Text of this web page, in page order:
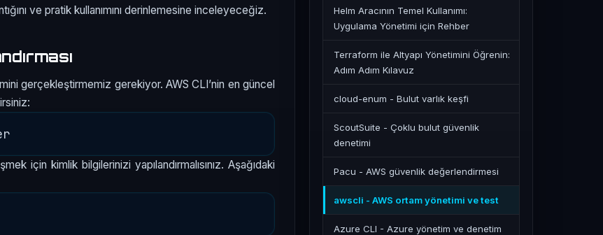
ve pratik kullanımını derinlemesine inceleyeceğiz.
gerçekleştirmemiz gerekiyor. AWS CLI’nin en güncel
için kimlik bilgilerinizi yapılandırmalısınız. Aşağıdaki
Helm Aracının Temel Kullanımı:
Uygulama Yönetimi için Rehber
Terraform ile Altyapı Yönetimini Öğrenin:
Adım Adım Kılavuz
cloud-enum - Bulut varlık keşfi
ScoutSuite - Çoklu bulut güvenlik
denetimi
Pacu - AWS güvenlik değerlendirmesi
awscli - AWS ortam yönetimi ve test
Azure CLI - Azure yönetim ve denetim